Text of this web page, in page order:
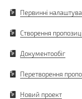
Первинні
Створення
Документообіг
Перетворення
Новий проект